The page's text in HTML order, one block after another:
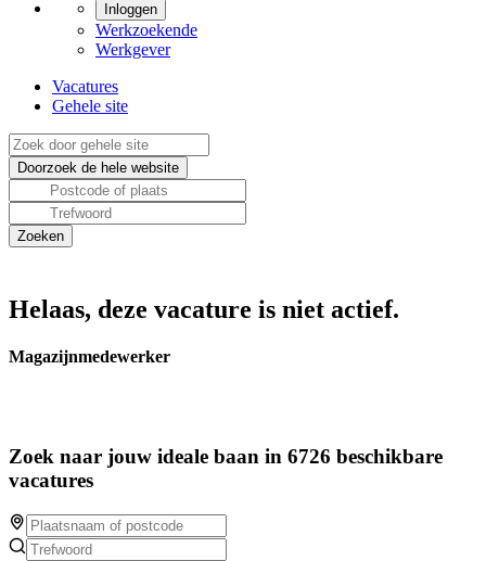
Inloggen
Werkzoekende
Werkgever
Vacatures
Gehele site
Helaas, deze vacature is niet actief.
Magazijnmedewerker
Zoek naar jouw ideale baan in 6726 beschikbare
vacatures